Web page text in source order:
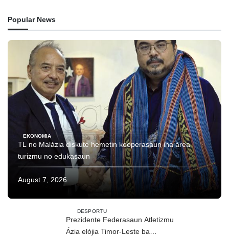
Popular News
EKONOMIA
TL no Malázia diskute hemetin kooperasaun iha área
turizmu no edukasaun
August 7, 2026
DESPORTU
Prezidente Federasaun Atletizmu
Ázia elójia Timor-Leste ba